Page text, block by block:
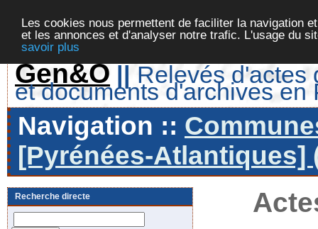
Les cookies nous permettent de faciliter la navigation
et les annonces et d'analyser notre trafic. L'usage du
savoir plus
Gen&O || Relevés d'actes
et documents d'archives en
Navigation ::
[Pyrénées-Atlantiques]
Recherche directe